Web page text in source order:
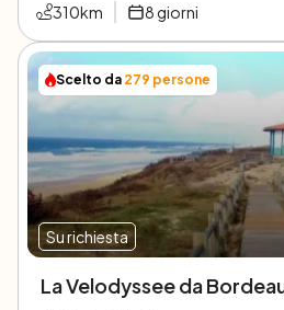
310km 8giorni
Scelto da 279 persone
Su richiesta
La Velodyssee da